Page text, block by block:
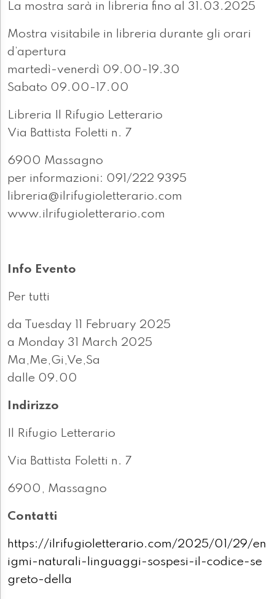
La mostra sarà in libreria fino al 31.03.2025
Mostra visitabile in libreria durante gli orari
d’apertura
martedì-venerdì 09.00-19.30
Sabato 09.00-17.00
Libreria Il Rifugio Letterario
Via Battista Foletti n. 7
6900 Massagno
per informazioni: 091/222 9395
libreria@ilrifugioletterario.com
www.ilrifugioletterario.com
Info Evento
Per tutti
da Tuesday 11 February 2025
a Monday 31 March 2025
Ma,Me,Gi,Ve,Sa
dalle 09.00
Indirizzo
Il Rifugio Letterario
Via Battista Foletti n. 7
6900, Massagno
Contatti
https://ilrifugioletterario.com/2025/01/29/en
igmi-naturali-linguaggi-sospesi-il-codice-se
greto-della